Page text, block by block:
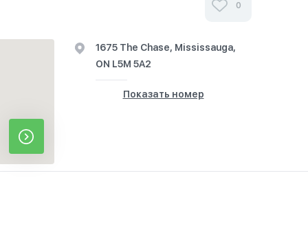
0
1675 The Chase, Mississauga,
ON L5M 5A2
Показать номер